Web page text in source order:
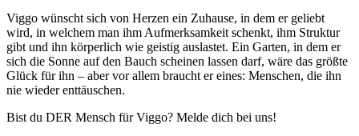
Viggo wünscht sich von Herzen ein Zuhause, in dem er geliebt
wird, in welchem man ihm Aufmerksamkeit schenkt, ihm Struktur
gibt und ihn körperlich wie geistig auslastet. Ein Garten, in dem er
sich die Sonne auf den Bauch scheinen lassen darf, wäre das größte
Glück für ihn – aber vor allem braucht er eines: Menschen, die ihn
nie wieder enttäuschen.
Bist du DER Mensch für Viggo? Melde dich bei uns!